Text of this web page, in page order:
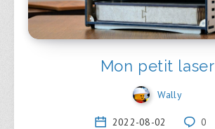
Mon petit laser
Wally
2022-08-02 0